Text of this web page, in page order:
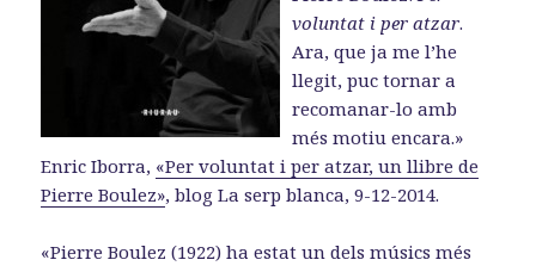
voluntat i per atzar.
Ara, que ja me l’he
llegit, puc tornar a
recomanar-lo amb
més motiu encara.»
Enric Iborra, «Per voluntat i per atzar, un llibre de
Pierre Boulez», blog La serp blanca, 9-12-2014.
«Pierre Boulez (1922) ha estat un dels músics més